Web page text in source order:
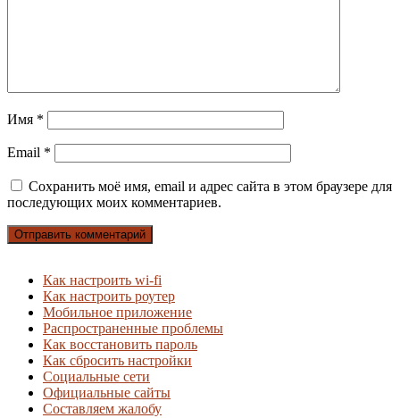
Имя *
Email *
Сохранить моё имя, email и адрес сайта в этом браузере для
последующих моих комментариев.
Как настроить wi-fi
Как настроить роутер
Мобильное приложение
Распространенные проблемы
Как восстановить пароль
Как сбросить настройки
Социальные сети
Официальные сайты
Составляем жалобу